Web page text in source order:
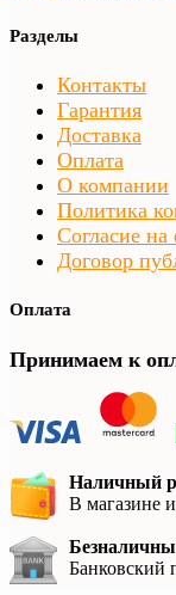
Разделы
Контакты
Гарантия
Доставка
Оплата
О компании
Политика
Согласие
Договор
Оплата
Принимаем к
Наличный
В магазине
Банковский